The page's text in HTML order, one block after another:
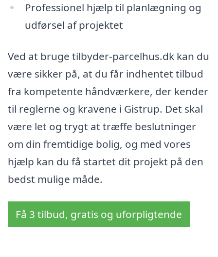
Professionel hjælp til planlægning og
udførsel af projektet
Ved at bruge tilbyder-parcelhus.dk kan du
være sikker på, at du får indhentet tilbud
fra kompetente håndværkere, der kender
til reglerne og kravene i Gistrup. Det skal
være let og trygt at træffe beslutninger
om din fremtidige bolig, og med vores
hjælp kan du få startet dit projekt på den
bedst mulige måde.
Få 3 tilbud, gratis og uforpligtende